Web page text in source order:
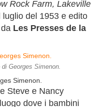
Rock Farm, Lakeville
luglio del 1953 e edito
Les Presses de la
Georges Simenon.
Simenon.
Steve e Nancy
dove i bambini